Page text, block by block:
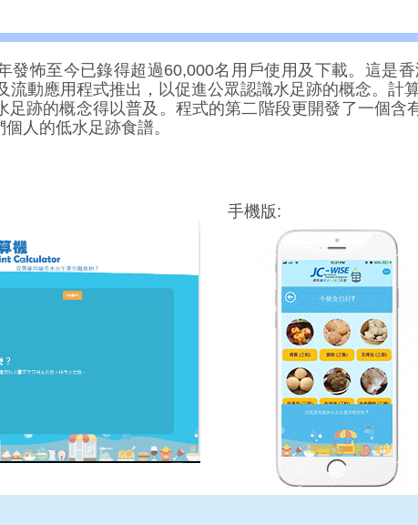
發怖至今已錄得超過60,000名用戶使用及下載。這是
流動應用程式推出，以促進公眾認識水足跡的概念。計
跡的概念得以普及。程式的第二階段更開發了一個
人的低水足跡食譜。
手機版: